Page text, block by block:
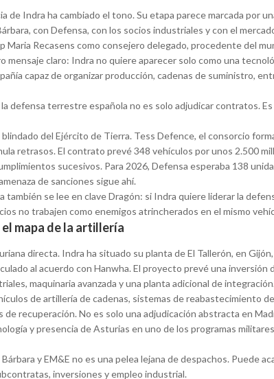
de Indra ha cambiado el tono. Su etapa parece marcada por
con Defensa, con los socios industriales y con el
Maria Recasens como consejero delegado, procedente del
mensaje claro: Indra no quiere aparecer solo como una
capaz de organizar producción, cadenas de suministro,
defensa terrestre española no es solo adjudicar contratos. Es
blindado del Ejército de Tierra. Tess Defence, el consorcio
retrasos. El contrato prevé 348 vehículos por unos 2.500
sucesivos. Para 2026, Defensa esperaba 138
de sanciones sigue ahí.
también se lee en clave Dragón: si Indra quiere liderar la
no trabajen como enemigos atrincherados en el mismo
mapa de la artillería
directa. Indra ha situado su planta de El Tallerón, en
al acuerdo con Hanwha. El proyecto prevé una inversión
maquinaria avanzada y una planta adicional de
de artillería de cadenas, sistemas de reabastecimiento
recuperación. No es solo una adjudicación abstracta en
y presencia de Asturias en uno de los programas
y EM&E no es una pelea lejana de despachos. Puede
inversiones y empleo industrial.